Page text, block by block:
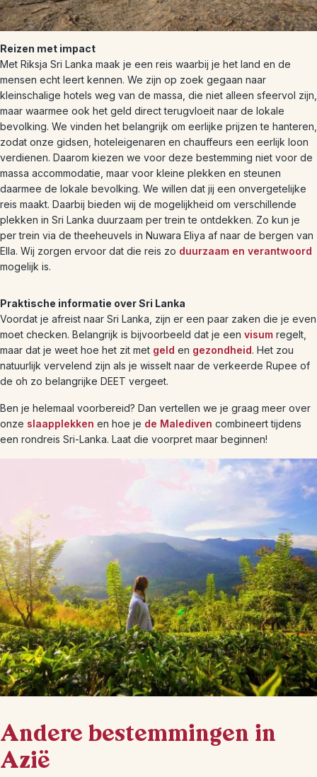
Reizen met impact
Met Riksja Sri Lanka maak je een reis waarbij je het land en de
mensen echt leert kennen. We zijn op zoek gegaan naar
kleinschalige hotels weg van de massa, die niet alleen sfeervol zijn,
maar waarmee ook het geld direct terugvloeit naar de lokale
bevolking. We vinden het belangrijk om eerlijke prijzen te hanteren,
zodat onze gidsen, hoteleigenaren en chauffeurs een eerlijk loon
verdienen. Daarom kiezen we voor deze bestemming niet voor de
massa accommodatie, maar voor kleine plekken en steunen
daarmee de lokale bevolking. We willen dat jij een onvergetelijke
reis maakt. Daarbij bieden wij de mogelijkheid om verschillende
plekken in Sri Lanka duurzaam per trein te ontdekken. Zo kun je
per trein via de theeheuvels in Nuwara Eliya af naar de bergen van
Ella. Wij zorgen ervoor dat die reis zo duurzaam en verantwoord
mogelijk is.
Praktische informatie over Sri Lanka
Voordat je afreist naar Sri Lanka, zijn er een paar zaken die je even
moet checken. Belangrijk is bijvoorbeeld dat je een visum regelt,
maar dat je weet hoe het zit met geld en gezondheid. Het zou
natuurlijk vervelend zijn als je wisselt naar de verkeerde Rupee of
de oh zo belangrijke DEET vergeet.
Ben je helemaal voorbereid? Dan vertellen we je graag meer over
onze slaapplekken en hoe je de Malediven combineert tijdens
een rondreis Sri-Lanka. Laat die voorpret maar beginnen!
Andere bestemmingen in
Azië